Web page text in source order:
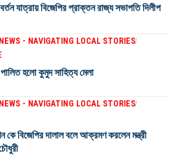
যাত্রায় বিজেপির প্রাক্তন রাজ্য সভাপতি দিলীপ
- NAVIGATING LOCAL STORIES
হলো কুমুদ সাহিত্য মেলা
- NAVIGATING LOCAL STORIES
কে বিজেপির দালাল বলে আক্রমণ করলেন মন্ত্রী